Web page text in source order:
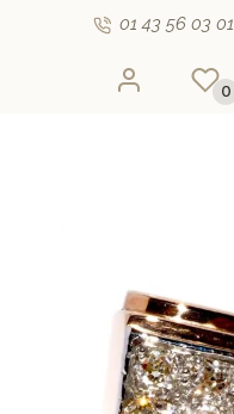
01 43 56 03 01
0